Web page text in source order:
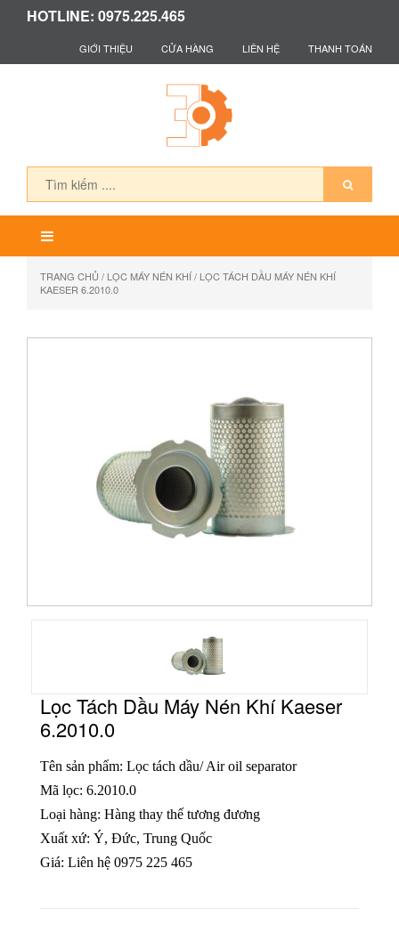
HOTLINE: 0975.225.465
GIỚI THIỆU CỬA HÀNG LIÊN HỆ THANH TOÁN
TRANG CHỦ / LỌC MÁY NÉN KHÍ/ LỌC TÁCH DẦU MÁY NÉN KHÍ
KAESER 6.2010.0
Lọc Tách Dầu Máy Nén Khí Kaeser
6.2010.0
Tên sản phẩm: Lọc tách dầu/ Air oil separator
Mã lọc: 6.2010.0
Loại hàng: Hàng thay thế tương đương
Xuất xứ: Ý, Đức, Trung Quốc
Giá: Liên hệ 0975 225 465